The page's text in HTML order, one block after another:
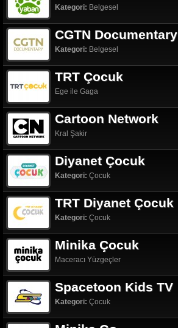
Kategori: Belgesel
CGTN Documentary
Kategori: Belgesel
TRT Çocuk
Ege ile Gaga
Cartoon Network
Kral Şakir
Diyanet Çocuk
Kategori: Çocuk
TRT Diyanet Çocuk
Kategori: Çocuk
Minika Çocuk
Maceracı Yüzgeçler
Spacetoon Kids TV
Kategori: Çocuk